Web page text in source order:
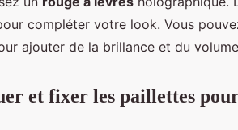
compléter votre look. Vous
ajouter de la brillance et du
et fixer les paillettes